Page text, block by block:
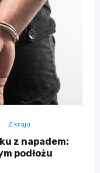
Z kraju
z napadem:
podłożu